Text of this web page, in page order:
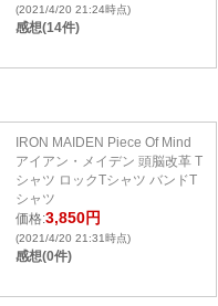
(2021/4/20 21:24時点)
感想(14件)
IRON MAIDEN Piece Of Mind
アイアン・メイデン 頭脳改革 T
シャツ ロックTシャツ バンドT
シャツ
価格:3,850円
(2021/4/20 21:31時点)
感想(0件)